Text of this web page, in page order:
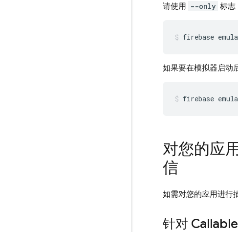
请使用 --only 标志
firebase
如果要在模拟器启动
firebase
对您的应
信
如需对您的应用进行
针对